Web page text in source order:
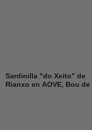
Sardinilla "do Xeito" de
Rianxo en AOVE, Bou de